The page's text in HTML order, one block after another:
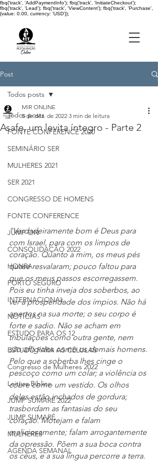
fbq('track', 'AddPaymentInfo'); fbq('track', 'InitiateCheckout');
fbq('track', 'Lead'); fbq('track', 'ViewContent'); fbq('track', 'Purchase',
{value: 0.00, currency: 'USD'});
Post
Todos posts
FONTE CONFERENCE 2020
SEMINÁRIO SER
MULHERES 2021
SER 2021
CONGRESSO DE HOMENS
FONTE CONFERENCE
JUMP ON
CONSOLIDAÇÃO 2022
HONRA
PORTO SEGURO
INTERNACIONAL
NOTÍCIAS
ESTUDO PARA OS 12
ESTUDO PARA AS CÉLULAS
Congresso de Mulheres 2022
Leitura Bíblica
JUMP SUMARÉ 2022
JUMP SUMARÉ
MULHERES
AGENDA SEMANAL
Todos posts
Asafe, um levita íntegro - Parte 2
MIR ONLINE
5 de dez. de 2022 3 min de leitura
“Verdadeiramente bom é Deus para
com Israel, para com os limpos de
coração. Quanto a mim, os meus pés
quase resvalaram; pouco faltou para
que os meus passos escorregassem.
Pois eu tinha inveja dos soberbos, ao
ver a prosperidade dos ímpios. Não há
apertos na sua morte; o seu corpo é
forte e sadio. Não se acham em
tribulações como outra gente, nem
são afligidos como os demais homens.
Pelo que a soberba lhes cinge o
pescoço como um colar; a violência os
cobre como um vestido. Os olhos
deles estão inchados de gordura;
trasbordam as fantasias do seu
coração. Motejam e falam
maliciosamente; falam arrogantemente
da opressão. Põem a sua boca contra
os céus, e a sua língua percorre a terra.